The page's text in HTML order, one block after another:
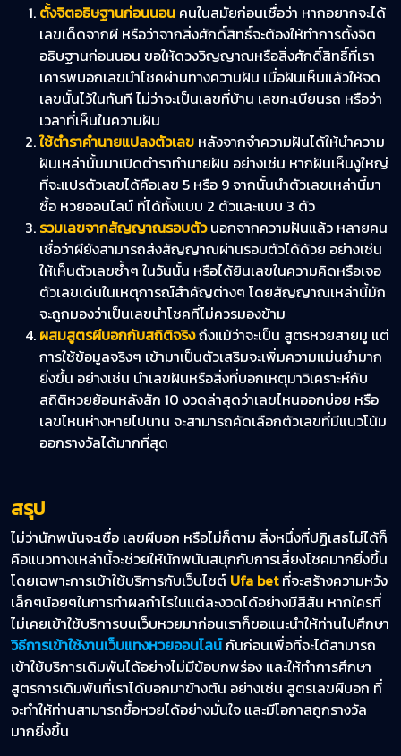
ตั้งจิตอธิษฐานก่อนนอน คนในสมัยก่อนเชื่อว่า หากอยากจะได้
เลขเด็ดจากผี หรือว่าจากสิ่งศักดิ์สิทธิ์จะต้องให้ทำการตั้งจิต
อธิษฐานก่อนนอน ขอให้ดวงวิญญาณหรือสิ่งศักดิ์สิทธิ์ที่เรา
เคารพบอกเลขนำโชคผ่านทางความฝัน เมื่อฝันเห็นแล้วให้จด
เลขนั้นไว้ในทันที ไม่ว่าจะเป็นเลขที่บ้าน เลขทะเบียนรถ หรือว่า
เวลาที่เห็นในความฝัน
ใช้ตำราคำนายแปลงตัวเลข หลังจากจำความฝันได้ให้นำความ
ฝันเหล่านั้นมาเปิดตำราทำนายฝัน อย่างเช่น หากฝันเห็นงูใหญ่
ที่จะแปรตัวเลขได้คือเลข 5 หรือ 9 จากนั้นนำตัวเลขเหล่านี้มา
ซื้อ หวยออนไลน์ ที่ได้ทั้งแบบ 2 ตัวและแบบ 3 ตัว
รวมเลขจากสัญญาณรอบตัวนอกจากความฝันแล้ว หลายคน
เชื่อว่าผียังสามารถส่งสัญญาณผ่านรอบตัวได้ด้วย อย่างเช่น
ให้เห็นตัวเลขซ้ำๆ ในวันนั้น หรือได้ยินเลขในความคิดหรือเจอ
ตัวเลขเด่นในเหตุการณ์สำคัญต่างๆ โดยสัญญาณเหล่านี้มัก
จะถูกมองว่าเป็นเลขนำโชคที่ไม่ควรมองข้าม
ผสมสูตรผีบอกกับสถิติจริงถึงแม้ว่าจะเป็น สูตรหวยสายมู แต่
การใช้ข้อมูลจริงๆ เข้ามาเป็นตัวเสริมจะเพิ่มความแม่นยำมาก
ยิ่งขึ้น อย่างเช่น นำเลขฝันหรือสิ่งที่บอกเหตุมาวิเคราะห์กับ
สถิติหวยย้อนหลังสัก 10 งวดล่าสุดว่าเลขไหนออกบ่อย หรือ
เลขไหนห่างหายไปนาน จะสามารถคัดเลือกตัวเลขที่มีแนวโน้ม
ออกรางวัลได้มากที่สุด
สรุป
ไม่ว่านักพนันจะเชื่อ เลขผีบอก หรือไม่ก็ตาม สิ่งหนึ่งที่ปฏิเสธไม่ได้ก็
คือแนวทางเหล่านี้จะช่วยให้นักพนันสนุกกับการเสี่ยงโชคมากยิ่งขึ้น
โดยเฉพาะการเข้าใช้บริการกับเว็บไซต์ Ufa betที่จะสร้างความหวัง
เล็กๆน้อยๆในการทำผลกำไรในแต่ละงวดได้อย่างมีสีสัน หากใครที่
ไม่เคยเข้าใช้บริการบนเว็บหวยมาก่อนเราก็ขอแนะนำให้ท่านไปศึกษา
วิธีการเข้าใช้งานเว็บแทงหวยออนไลน์กันก่อนเพื่อที่จะได้สามารถ
เข้าใช้บริการเดิมพันได้อย่างไม่มีข้อบกพร่อง และให้ทำการศึกษา
สูตรการเดิมพันที่เราได้บอกมาข้างต้น อย่างเช่น สูตรเลขผีบอก ที่
จะทำให้ท่านสามารถซื้อหวยได้อย่างมั่นใจ และมีโอกาสถูกรางวัล
มากยิ่งขึ้น